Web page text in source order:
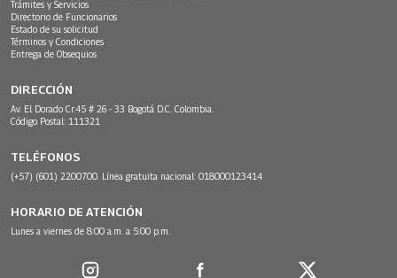
Trámites y Servicios
Directorio de Funcionarios
Estado de su solicitud
Términos y Condiciones
Entrega de Obsequios
DIRECCIÓN
Av. El Dorado Cr.45 # 26 - 33 Bogotá D.C. Colombia.
Código Postal: 111321
TELÉFONOS
(+57) (601) 2200700. Línea gratuita nacional: 018000123414
HORARIO DE ATENCIÓN
Lunes a viernes de 8:00 a.m. a 5:00 p.m.